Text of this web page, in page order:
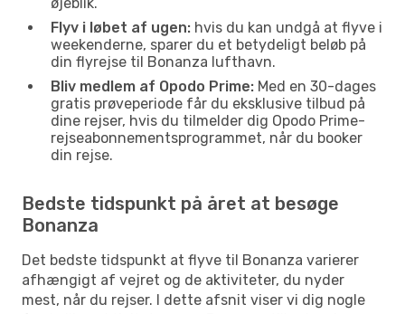
Flyv i løbet af ugen: hvis du kan undgå at flyve i
weekenderne, sparer du et betydeligt beløb på
din flyrejse til Bonanza lufthavn.
Bliv medlem af Opodo Prime: Med en 30-dages
gratis prøveperiode får du eksklusive tilbud på
dine rejser, hvis du tilmelder dig Opodo Prime-
rejseabonnementsprogrammet, når du booker
din rejse.
Bedste tidspunkt på året at besøge
Bonanza
Det bedste tidspunkt at flyve til Bonanza varierer
afhængigt af vejret og de aktiviteter, du nyder
mest, når du rejser. I dette afsnit viser vi dig nogle